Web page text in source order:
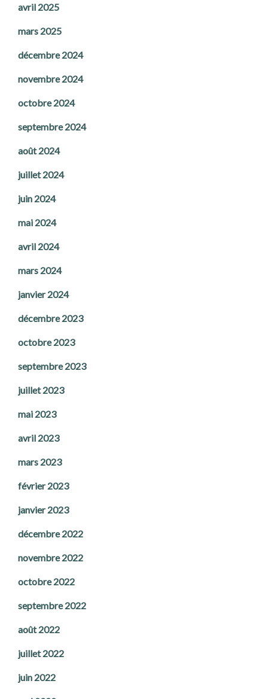
avril 2025
mars 2025
décembre 2024
novembre 2024
octobre 2024
septembre 2024
août 2024
juillet 2024
juin 2024
mai 2024
avril 2024
mars 2024
janvier 2024
décembre 2023
octobre 2023
septembre 2023
juillet 2023
mai 2023
avril 2023
mars 2023
février 2023
janvier 2023
décembre 2022
novembre 2022
octobre 2022
septembre 2022
août 2022
juillet 2022
juin 2022